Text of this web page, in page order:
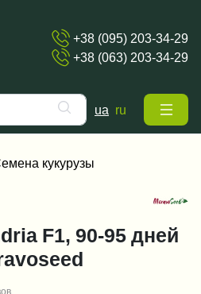
+38 (095) 203-34-29
+38 (063) 203-34-29
ua ru
кукурузы
F1, 90-95 дней